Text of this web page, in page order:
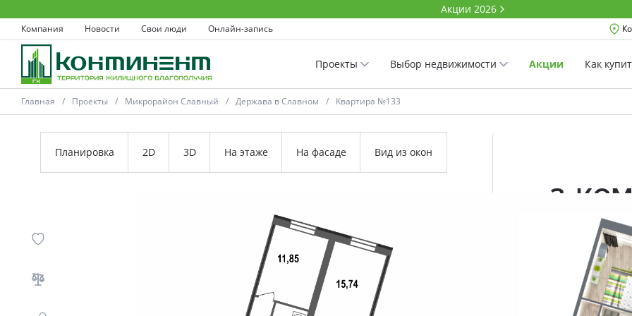
Акции 2026
Компания Новости Свои люди Онлайн-запись
Проекты Выбор недвижимости Акции Как
Ковров
Проекты
Главная Проекты Микрорайон Славный Держава в Славном Квартира №133
Планировка 2D 3D На этаже На фасаде Вид из окон
3-
79.2 м²
Комнатность
Проект